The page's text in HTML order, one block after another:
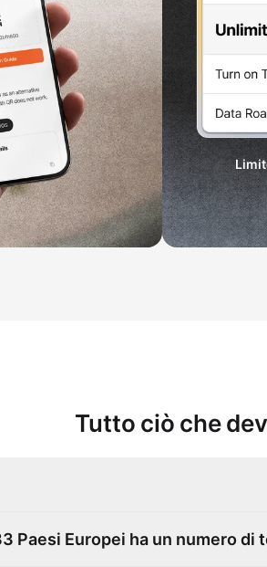
Tutto ciò che
Paesi Europei ha un numero di